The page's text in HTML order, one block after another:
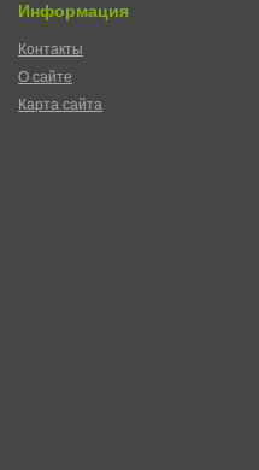
Информация
Контакты
О сайте
Карта сайта